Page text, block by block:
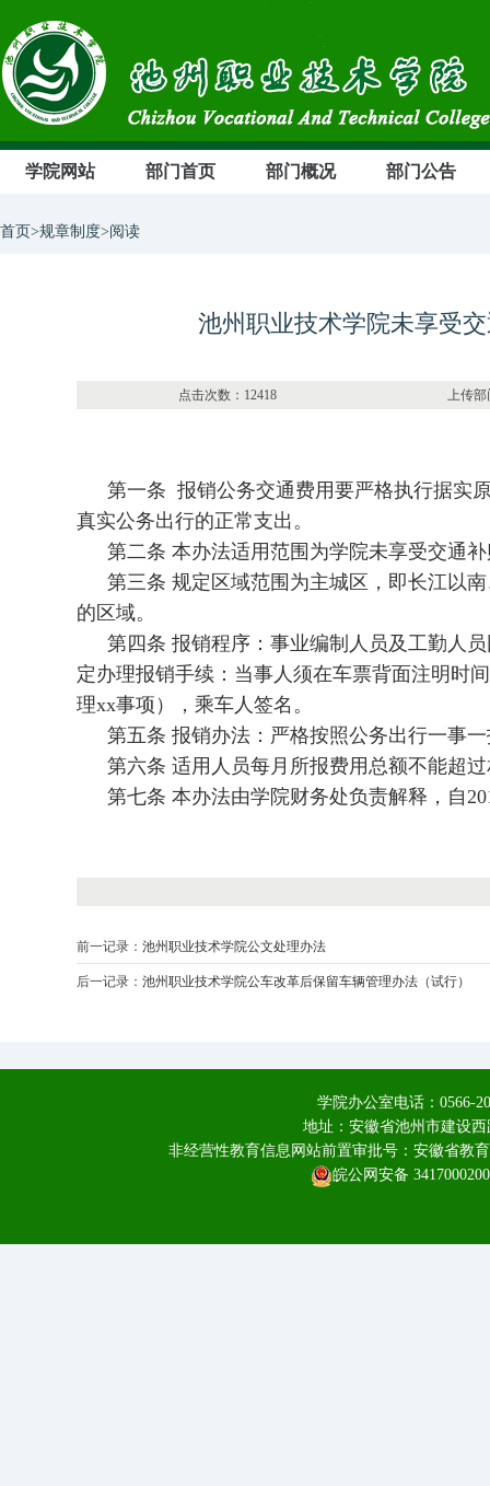
学院网站 部门首页 部门概况 部门公告
首页>规章制度>阅读
池州职业技术学院未享受
点击次数：12418 上传部门
第一条 报销公务交通费用要严格执行据实
真实公务出行的正常支出。
第二条 本办法适用范围为学院未享受交通
第三条 规定区域范围为主城区，即长江以
的区域。
第四条 报销程序：事业编制人员及工勤人
定办理报销手续：当事人须在车票背面注明时
理xx事项），乘车人签名。
第五条 报销办法：严格按照公务出行一事
第六条 适用人员每月所报费用总额不能超
第七条 本办法由学院财务处负责解释，自
前一记录： 池州职业技术学院公文处理办法
后一记录： 池州职业技术学院公车改革后保留车辆管理办法（试行）
学院办公室电话：0566-
地址：安徽省池州市建设
非经营性教育信息网站前置审批号：安徽省教
皖公网安备